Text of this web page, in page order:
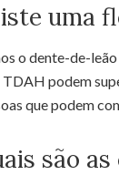
uma
o dente-de-
podem
que podem
são